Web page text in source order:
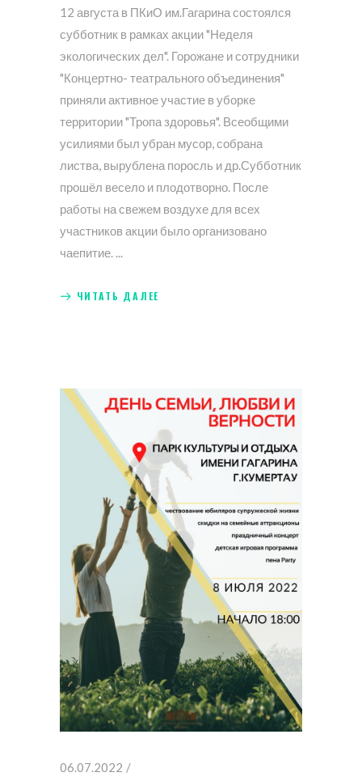
12 августа в ПКиО им.Гагарина состоялся
субботник в рамках акции "Неделя
экологических дел". Горожане и сотрудники
"Концертно- театрального объединения"
приняли активное участие в уборке
территории "Тропа здоровья". Всеобщими
усилиями был убран мусор, собрана
листва, вырублена поросль и др.Субботник
прошёл весело и плодотворно. После
работы на свежем воздухе для всех
участников акции было организовано
чаепитие.
ЧИТАТЬ ДАЛЕЕ
06.07.2022